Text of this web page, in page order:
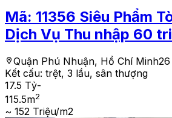
Mã: 11356 Siêu Phẩm
Dịch Vụ Thu nhập 60
Quận Phú Nhuận, Hồ Chí Minh
Kết cấu: trệt, 3 lầu, sân thượng
17.5 Tỷ-
115.5m2
~ 152 Triệu/m2